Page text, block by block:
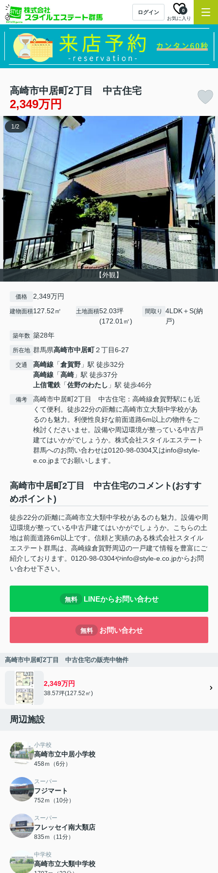
ログイン
お気に入り
0
高崎市中居町2丁目 中古住宅
2,349万円
【外観】
1 /2
価格 2,349万円
建物面積127.52㎡ 土地面積52.03坪
(172.01㎡)
間取り
4LDK＋S(納
戸)
築年数 築28年
所在地 群馬県高崎市中居町２丁目6-27
交通 高崎線 「倉賀野 」駅 徒歩32分
高崎線 「高崎 」駅 徒歩37分
上信電鉄 「佐野のわたし 」駅 徒歩46分
備考
高崎市中居町2丁目 中古住宅：高崎線倉賀野駅にも近
くて便利。徒歩22分の距離に高崎市立大類中学校があ
るのも魅力。利便性良好な前面道路6m以上の物件をご
検討くださいませ。設備や周辺環境が整っている中古戸
建てはいかがでしょうか。株式会社スタイルエステート
群馬へのお問い合わせは0120-98-0304又はinfo@style-
e.co.jpまでお願いします。
高崎市中居町2丁目 中古住宅のコメント(おすす
めポイント)
徒歩22分の距離に高崎市立大類中学校があるのも魅力。設備や周
辺環境が整っている中古戸建てはいかがでしょうか。こちらの土
地は前面道路6m以上です。信頼と実績のある株式会社スタイル
エステート群馬は、高崎線倉賀野周辺の一戸建て情報を豊富にご
紹介しております。0120-98-0304やinfo@style-e.co.jpからお問
い合わせ下さい。
無料 LINEからお問い合わせ
無料 お問い合わせ
高崎市中居町2丁目 中古住宅の販売中物件
2,349万円
38.57坪(127.52㎡)
周辺施設
小学校
高崎市立中居小学校
458ｍ（6分）
スーパー
フジマート
752ｍ（10分）
スーパー
フレッセイ南大類店
835ｍ（11分）
中学校
高崎市立大類中学校